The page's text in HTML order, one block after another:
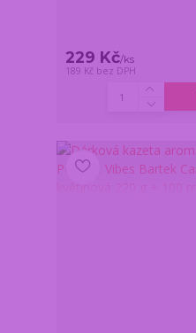
229 Kč/ks
189 Kč bez DPH